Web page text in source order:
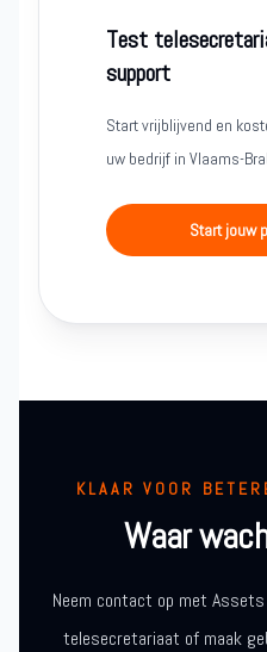
Test
support
Start vrijblijvend en
uw bedrijf in Vlaams-
Start jouw
KLAAR VOOR
Waar
Neem contact op met
telesecretariaat of maak